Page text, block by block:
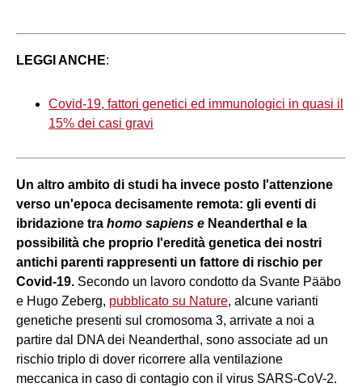
LEGGI ANCHE:
Covid-19, fattori genetici ed immunologici in quasi il
15% dei casi gravi
Un altro ambito di studi ha invece posto l'attenzione
verso un'epoca decisamente remota: gli eventi di
ibridazione tra homo sapiens e Neanderthal e la
possibilità che proprio l'eredità genetica dei nostri
antichi parenti rappresenti un fattore di rischio per
Covid-19. Secondo un lavoro condotto da Svante Pääbo
e Hugo Zeberg, pubblicato su Nature, alcune varianti
genetiche presenti sul cromosoma 3, arrivate a noi a
partire dal DNA dei Neanderthal, sono associate ad un
rischio triplo di dover ricorrere alla ventilazione
meccanica in caso di contagio con il virus SARS-CoV-2.